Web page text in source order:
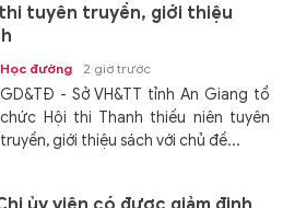
tuyên truyền, giới thiệu
Học đường 2 giờ trước
GD&TĐ - Sở VH&TT tỉnh An Giang tổ
chức Hội thi Thanh thiếu niên tuyên
truyền, giới thiệu sách với chủ đề...